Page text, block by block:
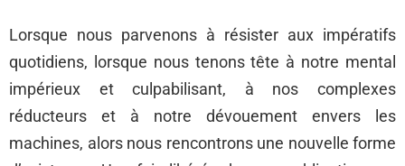
Lorsque nous parvenons à résister aux impératifs
quotidiens, lorsque nous tenons tête à notre mental
impérieux et culpabilisant, à nos complexes
réducteurs et à notre dévouement envers les
machines, alors nous rencontrons une nouvelle forme